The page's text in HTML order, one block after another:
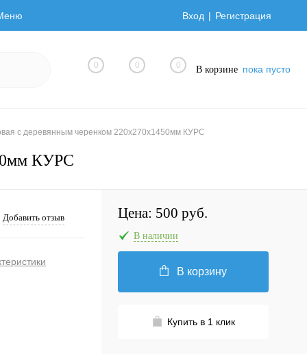
Вход Регистрация
0 0 0 В корзине пока пусто
с деревянным черенком 220х270х1450мм КУРС
КУРС
Добавить отзыв Цена: 500 руб.
В наличии
В корзину
Купить в 1 клик